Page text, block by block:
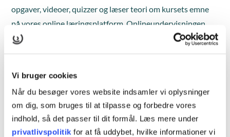
Vi bruger cookies
Når du besøger vores website indsamler vi oplysninger
om dig, som bruges til at tilpasse og forbedre vores
indhold, så det passer til dit formål. Læs mere under
privatlivspolitik for at få uddybet, hvilke informationer vi
opgaver, videoer, quizzer og læser teori om kursets emne
på vores online læringsplatform. Onlineundervisningen
foregår mandag til fredag i tidsrummet kl. 8.00-15.30.
Læs mere
Blended learning er et mix af klasseundervisning med
fremmøde og individuelt arbejde på kursuscentret eller